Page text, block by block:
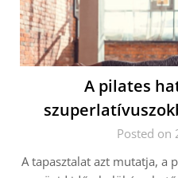
A pilates
Posted on
A tapasztalat azt mutatja, a